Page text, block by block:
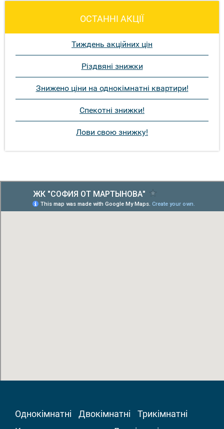
ОСТАННІ АКЦІЇ
Тиждень акційних цін
Різдвяні знижки
Знижено ціни на однокімнатні квартири!
Спекотні знижки!
Лови свою знижку!
Однокімнатні Двокімнатні
Трикімнатні